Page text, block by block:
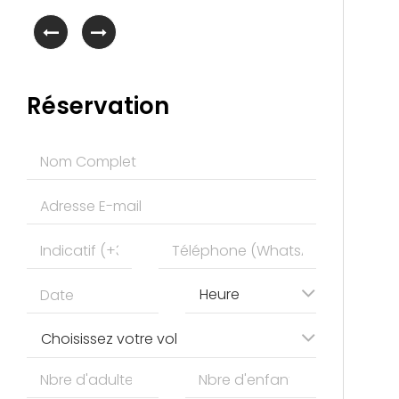
Réservation
Heure
Choisissez votre vol